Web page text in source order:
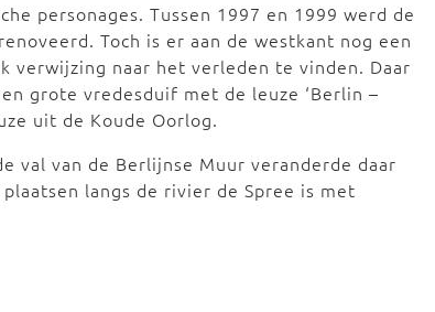
personages. Tussen 1997 en 1999 werd de
Toch is er aan de westkant nog een
verwijzing naar het verleden te vinden. Daar
grote vredesduif met de leuze ‘Berlin –
uit de Koude Oorlog.
val van de Berlijnse Muur veranderde daar
langs de rivier de Spree is met